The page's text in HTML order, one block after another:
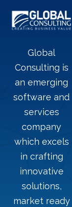
Global
Consulting is
an emerging
software and
services
company
which excels
in crafting
innovative
solutions,
market ready